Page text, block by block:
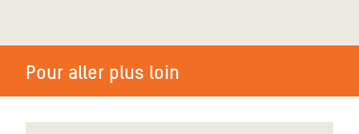
Pour aller plus loin